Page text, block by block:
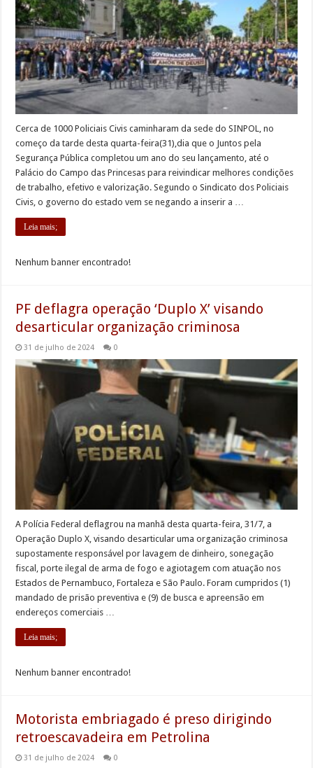
Cerca de 1000 Policiais Civis caminharam da sede do SINPOL, no
começo da tarde desta quarta-feira(31),dia que o Juntos pela
Segurança Pública completou um ano do seu lançamento, até o
Palácio do Campo das Princesas para reivindicar melhores condições
de trabalho, efetivo e valorização. Segundo o Sindicato dos Policiais
Civis, o governo do estado vem se negando a inserir a …
Leia mais;
Nenhum banner encontrado!
PF deflagra operação ‘Duplo X’ visando
desarticular organização criminosa
31 de julho de 2024 0
A Polícia Federal deflagrou na manhã desta quarta-feira, 31/7, a
Operação Duplo X, visando desarticular uma organização criminosa
supostamente responsável por lavagem de dinheiro, sonegação
fiscal, porte ilegal de arma de fogo e agiotagem com atuação nos
Estados de Pernambuco, Fortaleza e São Paulo. Foram cumpridos (1)
mandado de prisão preventiva e (9) de busca e apreensão em
endereços comerciais …
Leia mais;
Nenhum banner encontrado!
Motorista embriagado é preso dirigindo
retroescavadeira em Petrolina
31 de julho de 2024 0